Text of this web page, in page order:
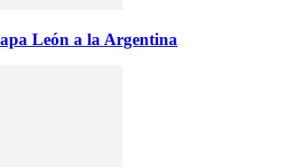
León a la Argentina